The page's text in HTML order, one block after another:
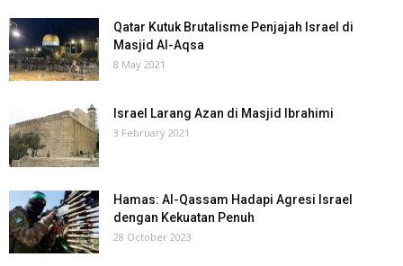
Qatar Kutuk Brutalisme Penjajah Israel di
Masjid Al-Aqsa
8 May 2021
Israel Larang Azan di Masjid Ibrahimi
3 February 2021
Hamas: Al-Qassam Hadapi Agresi Israel
dengan Kekuatan Penuh
28 October 2023